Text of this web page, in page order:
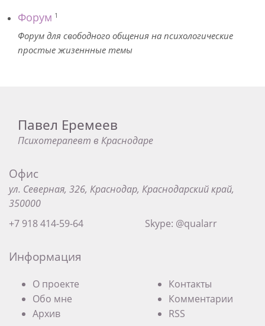
Форум 1
Форум для свободного общения на психологические
простые жизеннные темы
Павел Еремеев
Психотерапевт в Краснодаре
Офис
ул. Северная, 326, Краснодар, Краснодарский край,
350000
+7 918 414-59-64
Skype: @qualarr
Информация
О проекте
Обо мне
Архив
Контакты
Комментарии
RSS